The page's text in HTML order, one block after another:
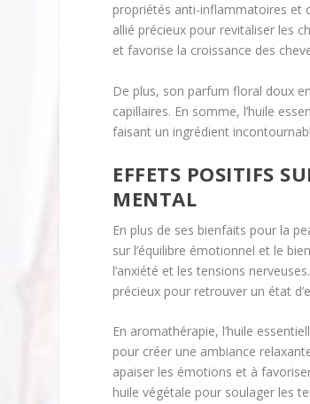
propriétés anti-inflammatoires et
allié précieux pour revitaliser les
et favorise la croissance des
De plus, son parfum floral doux
capillaires. En somme, l’huile
faisant un ingrédient
EFFETS POSITIFS
MENTAL
En plus de ses bienfaits pour la
sur l’équilibre émotionnel et le
l’anxiété et les tensions
précieux pour retrouver un état
En aromathérapie, l’huile
pour créer une ambiance
apaiser les émotions et à
huile végétale pour soulager les